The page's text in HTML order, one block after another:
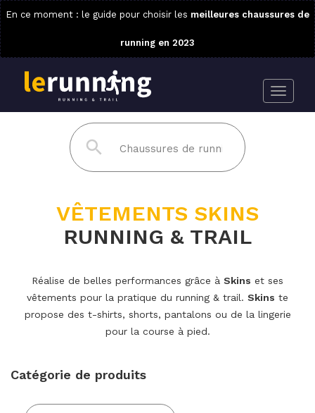
En ce moment : le guide pour choisir les meilleures chaussures de
running en 2023
VÊTEMENTS SKINS
RUNNING & TRAIL
Réalise de belles performances grâce à Skins et ses
vêtements pour la pratique du running & trail. Skins te
propose des t-shirts, shorts, pantalons ou de la lingerie
pour la course à pied.
Catégorie de produits